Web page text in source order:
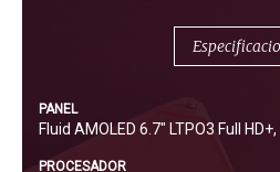
PANEL
Fluid AMOLED 6.7" LTPO3 Full
PROCESADOR